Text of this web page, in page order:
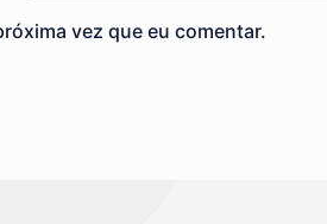
vez que eu comentar.